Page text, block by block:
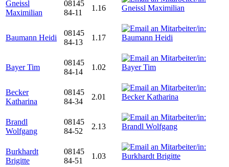
Gneissl
Maximilian
08145
84-11
1.16
Baumann Heidi
08145
84-13
1.17
Bayer Tim
08145
84-14
1.02
Becker
Katharina
08145
84-34
2.01
Brandl
Wolfgang
08145
84-52
2.13
Burkhardt
Brigitte
08145
84-51
1.03